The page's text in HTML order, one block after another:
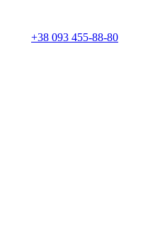
+38 093 455-88-80